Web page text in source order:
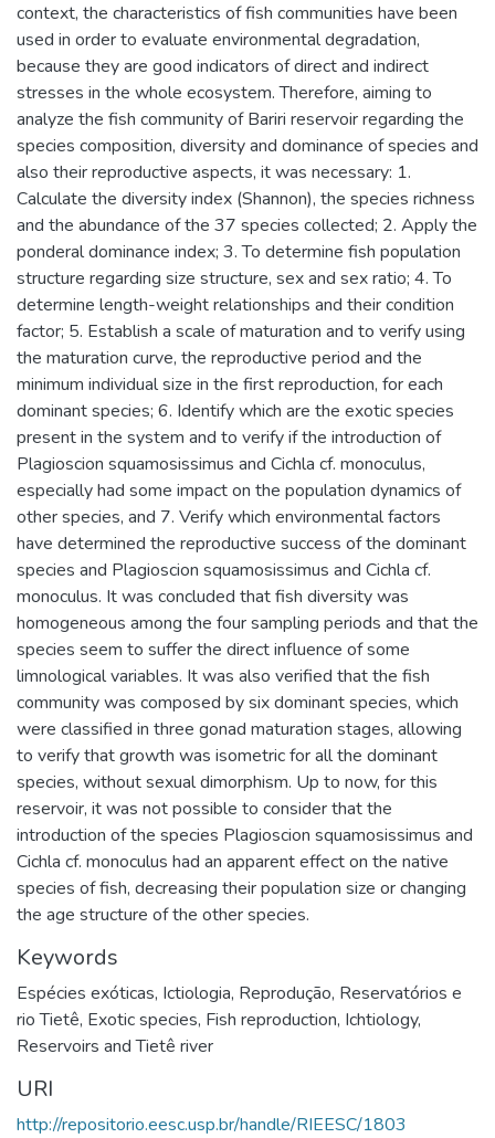
context, the characteristics of fish communities have been
used in order to evaluate environmental degradation,
because they are good indicators of direct and indirect
stresses in the whole ecosystem. Therefore, aiming to
analyze the fish community of Bariri reservoir regarding the
species composition, diversity and dominance of species and
also their reproductive aspects, it was necessary: 1.
Calculate the diversity index (Shannon), the species richness
and the abundance of the 37 species collected; 2. Apply the
ponderal dominance index; 3. To determine fish population
structure regarding size structure, sex and sex ratio; 4. To
determine length-weight relationships and their condition
factor; 5. Establish a scale of maturation and to verify using
the maturation curve, the reproductive period and the
minimum individual size in the first reproduction, for each
dominant species; 6. Identify which are the exotic species
present in the system and to verify if the introduction of
Plagioscion squamosissimus and Cichla cf. monoculus,
especially had some impact on the population dynamics of
other species, and 7. Verify which environmental factors
have determined the reproductive success of the dominant
species and Plagioscion squamosissimus and Cichla cf.
monoculus. It was concluded that fish diversity was
homogeneous among the four sampling periods and that the
species seem to suffer the direct influence of some
limnological variables. It was also verified that the fish
community was composed by six dominant species, which
were classified in three gonad maturation stages, allowing
to verify that growth was isometric for all the dominant
species, without sexual dimorphism. Up to now, for this
reservoir, it was not possible to consider that the
introduction of the species Plagioscion squamosissimus and
Cichla cf. monoculus had an apparent effect on the native
species of fish, decreasing their population size or changing
the age structure of the other species.
Keywords
Espécies exóticas, Ictiologia, Reprodução, Reservatórios e
rio Tietê, Exotic species, Fish reproduction, Ichtiology,
Reservoirs and Tietê river
URI
http://repositorio.eesc.usp.br/handle/RIEESC/1803